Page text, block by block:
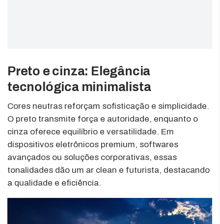
Preto e cinza: Elegância
tecnológica minimalista
Cores neutras reforçam sofisticação e simplicidade.
O preto transmite força e autoridade, enquanto o
cinza oferece equilíbrio e versatilidade. Em
dispositivos eletrônicos premium, softwares
avançados ou soluções corporativas, essas
tonalidades dão um ar clean e futurista, destacando
a qualidade e eficiência.